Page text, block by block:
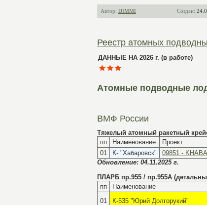
Автор: DIMMI Создан:
Реестр атомных
ДАННЫЕ НА 2026 г. (в работе)
Атомные подводные
ВМФ России
Тяжелый атомный ракетный
пп
Наименование Проект
01
К- "Хабаровск" 09851 -
Обновление: 04.11.2025 г.
ПЛАРБ пр.955 / пр.955А
пп
Наименование
01
К-535 "Юрий Долгорукий"